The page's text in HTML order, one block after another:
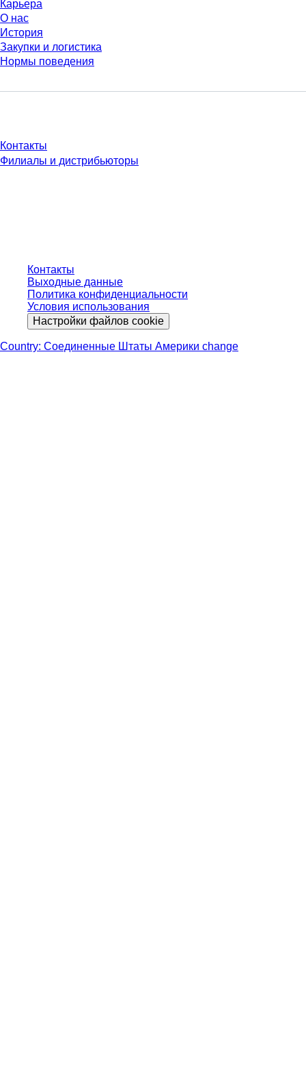
Карьера
О нас
История
Закупки и логистика
Нормы поведения
Контакты
Филиалы и дистрибьюторы
Контакты
Выходные данные
Политика конфиденциальности
Условия использования
Настройки файлов cookie
Country: Соединенные Штаты Америки change